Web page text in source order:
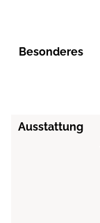
Besonderes
Ausstattung